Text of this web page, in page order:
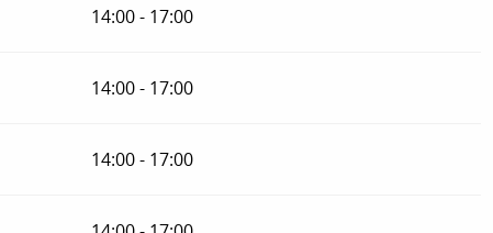
14:00 - 17:00
14:00 - 17:00
14:00 - 17:00